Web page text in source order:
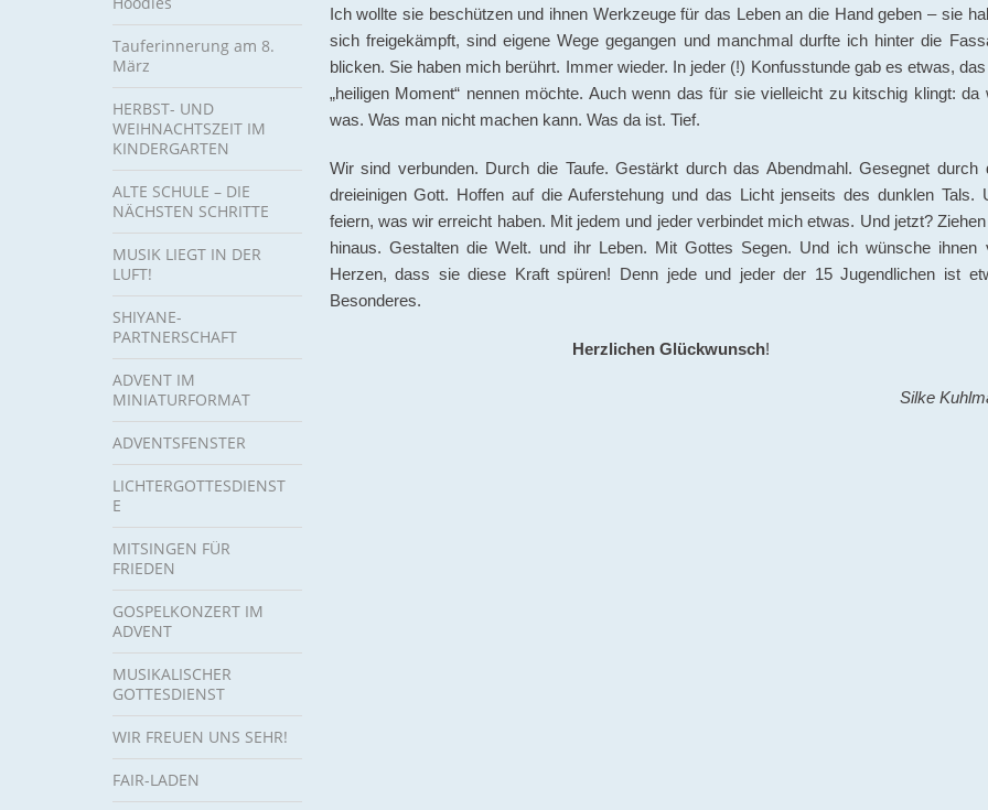
Tauferinnerung am 8.
März
HERBST- UND
WEIHNACHTSZEIT IM
KINDERGARTEN
ALTE SCHULE – DIE
NÄCHSTEN SCHRITTE
MUSIK LIEGT IN DER
LUFT!
SHIYANE-
PARTNERSCHAFT
ADVENT IM
MINIATURFORMAT
ADVENTSFENSTER
LICHTERGOTTESDIENST
E
MITSINGEN FÜR
FRIEDEN
GOSPELKONZERT IM
ADVENT
MUSIKALISCHER
GOTTESDIENST
WIR FREUEN UNS SEHR!
FAIR-LADEN
Ich wollte sie beschützen und ihnen Werkzeuge für das Leben an die Hand geben – sie
sich freigekämpft, sind eigene Wege gegangen und manchmal durfte ich hinter die
blicken. Sie haben mich berührt. Immer wieder. In jeder (!) Konfusstunde gab es etwas,
„heiligen Moment“ nennen möchte. Auch wenn das für sie vielleicht zu kitschig klingt: da
was. Was man nicht machen kann. Was da ist. Tief.
Wir sind verbunden. Durch die Taufe. Gestärkt durch das Abendmahl. Gesegnet durch
dreieinigen Gott. Hoffen auf die Auferstehung und das Licht jenseits des dunklen Tals.
feiern, was wir erreicht haben. Mit jedem und jeder verbindet mich etwas. Und jetzt?
hinaus. Gestalten die Welt. und ihr Leben. Mit Gottes Segen. Und ich wünsche ihnen
Herzen, dass sie diese Kraft spüren! Denn jede und jeder der 15 Jugendlichen ist
Besonderes.
Herzlichen Glückwunsch!
Silke